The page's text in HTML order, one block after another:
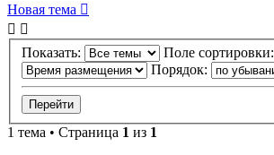
Новая тема
Показать:
Поле сортировки:
Порядок:
1 тема • Страница 1 из 1